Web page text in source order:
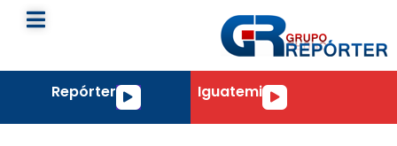
RepórterTocador
IguatemiTocador